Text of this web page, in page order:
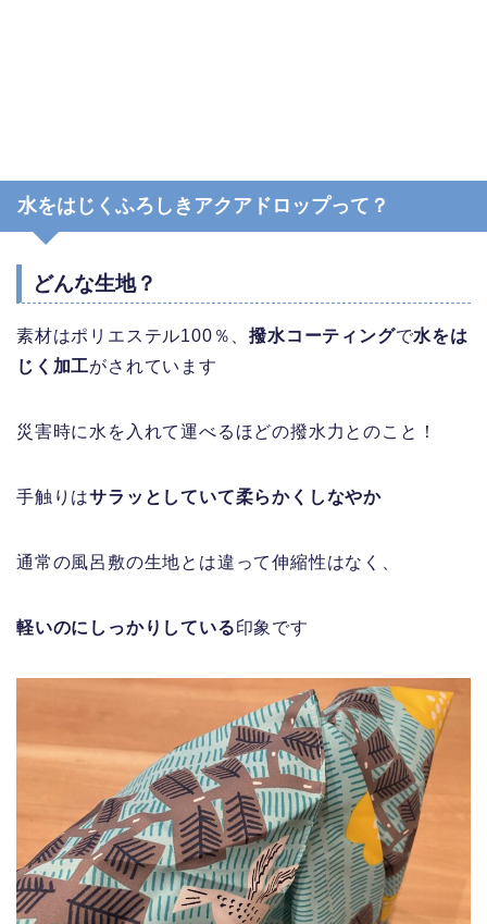
水をはじくふろしきアクアドロップって？
どんな生地？
素材はポリエステル100％、撥水コーティングで水をは
じく加工がされています
災害時に水を入れて運べるほどの撥水力とのこと！
手触りはサラッとしていて柔らかくしなやか
通常の風呂敷の生地とは違って伸縮性はなく、
軽いのにしっかりしている印象です